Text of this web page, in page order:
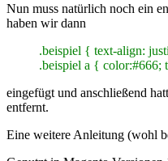
Nun muss natürlich noch ein
haben wir dann
.beispiel { text-align:
.beispiel a { color:#666;
eingefügt und anschließend
entfernt.
Eine weitere Anleitung (wohl